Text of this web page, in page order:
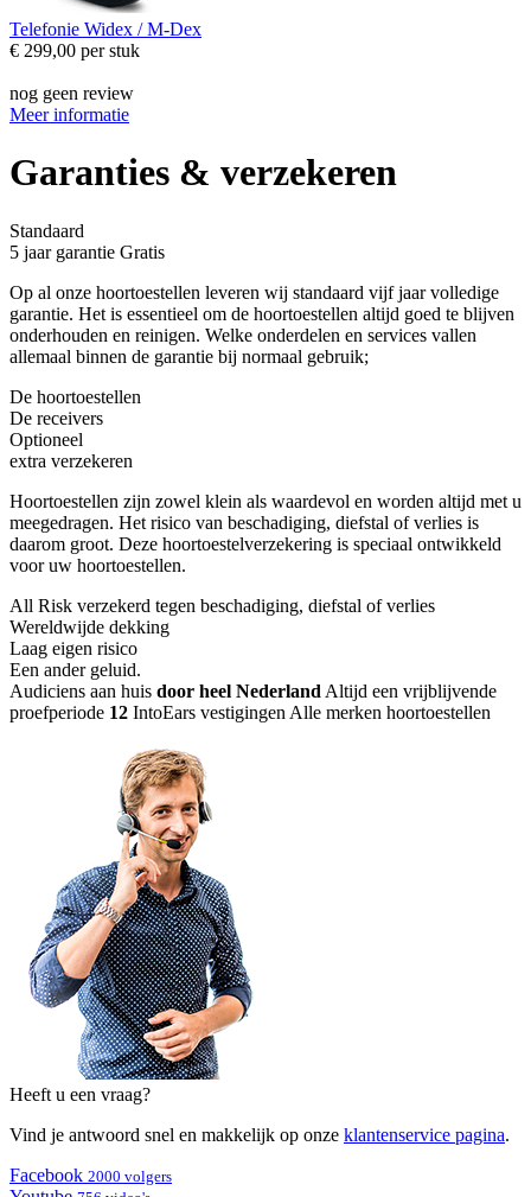
Telefonie Widex / M-Dex
€ 299,00 per stuk
nog geen review
Meer informatie
Garanties & verzekeren
Standaard
5 jaar garantie Gratis
Op al onze hoortoestellen leveren wij standaard vijf jaar volledige
garantie. Het is essentieel om de hoortoestellen altijd goed te blijven
onderhouden en reinigen. Welke onderdelen en services vallen
allemaal binnen de garantie bij normaal gebruik;
De hoortoestellen
De receivers
Optioneel
extra verzekeren
Hoortoestellen zijn zowel klein als waardevol en worden altijd met u
meegedragen. Het risico van beschadiging, diefstal of verlies is
daarom groot. Deze hoortoestelverzekering is speciaal ontwikkeld
voor uw hoortoestellen.
All Risk verzekerd tegen beschadiging, diefstal of verlies
Wereldwijde dekking
Laag eigen risico
Een ander geluid.
Audiciens aan huis door heel Nederland Altijd een vrijblijvende
proefperiode 12 IntoEars vestigingen Alle merken hoortoestellen
Heeft u een vraag?
Vind je antwoord snel en makkelijk op onze klantenservice pagina.
Facebook 2000 volgers